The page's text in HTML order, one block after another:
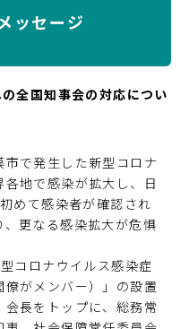
ッセージ
全国知事会の対応につい
で発生した新型コロナ
地で感染が拡大し、日
めて感染者が確認され
更なる感染拡大が危惧
コロナウイルス感染症
がメンバー）」の設置
長をトップに、総務常